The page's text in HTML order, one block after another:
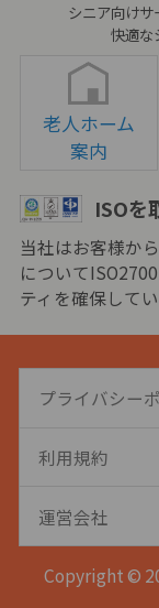
シニア向けサ
快適な
老人ホーム
案内
ISOを
当社はお客様か
について
ティを確保してい
プライバシー
利用規約
運営会社
Copyright ©